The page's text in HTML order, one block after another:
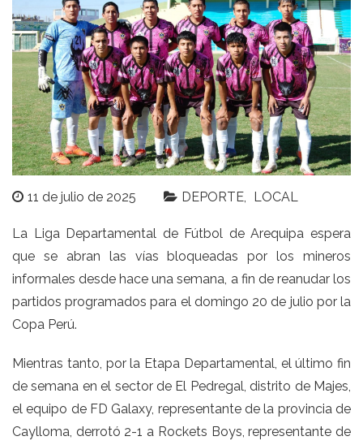
11 de julio de 2025 DEPORTE LOCAL
La Liga Departamental de Fútbol de Arequipa espera
que se abran las vías bloqueadas por los mineros
informales desde hace una semana, a fin de reanudar los
partidos programados para el domingo 20 de julio por la
Copa Perú.
Mientras tanto, por la Etapa Departamental, el último fin
de semana en el sector de El Pedregal, distrito de Majes,
el equipo de FD Galaxy, representante de la provincia de
Caylloma, derrotó 2-1 a Rockets Boys, representante de